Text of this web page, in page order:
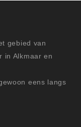
gebied van
in Alkmaar en
eens langs